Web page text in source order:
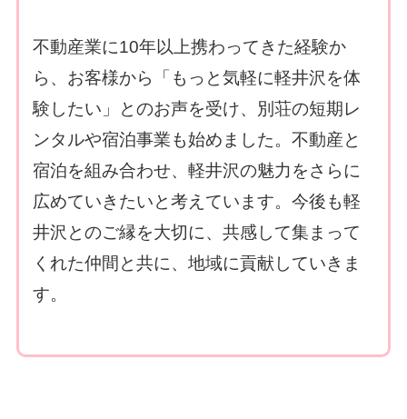
不動産業に10年以上携わってきた経験か
ら、お客様から「もっと気軽に軽井沢を体
験したい」とのお声を受け、別荘の短期レ
ンタルや宿泊事業も始めました。不動産と
宿泊を組み合わせ、軽井沢の魅力をさらに
広めていきたいと考えています。今後も軽
井沢とのご縁を大切に、共感して集まって
くれた仲間と共に、地域に貢献していきま
す。